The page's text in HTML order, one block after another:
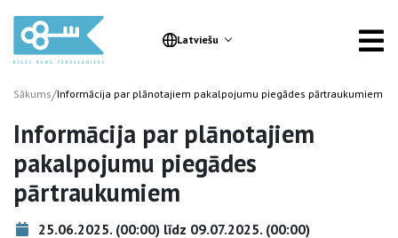
Latviešu
Sākums/Informācija par plānotajiem pakalpojumu piegādes pārtraukumiem
Informācija par plānotajiem
pakalpojumu piegādes
pārtraukumiem
25.06.2025. (00:00) līdz 09.07.2025. (00:00)